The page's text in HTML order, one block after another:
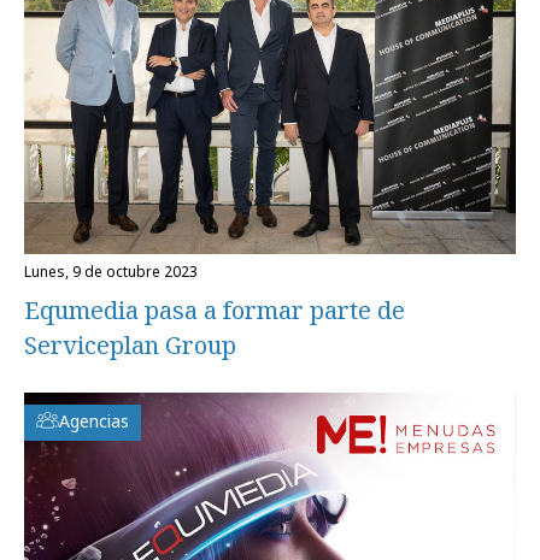
lunes, 9 de octubre 2023
Equmedia pasa a formar parte de
Serviceplan Group
Agencias